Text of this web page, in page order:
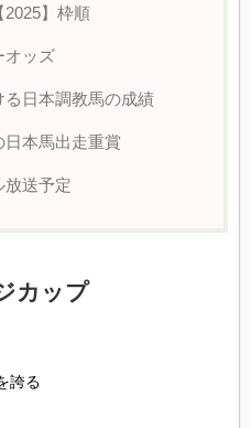
2025】枠順
オッズ
日本調教馬の成績
本馬出走重賞
放送予定
カップ
誇る